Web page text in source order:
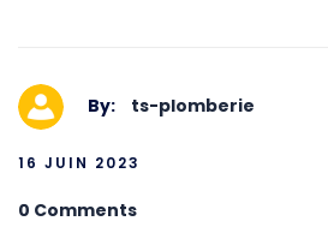
By: ts-plomberie
16 JUIN 2023
0 Comments